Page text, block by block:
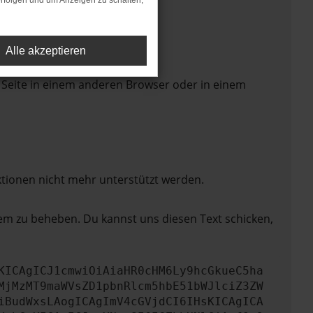
in einem anderen Browser oder in einem
nicht mehr unterstützt werden.
zu beheben. Du kannst uns diesen Text schicken,
Alle akzeptieren